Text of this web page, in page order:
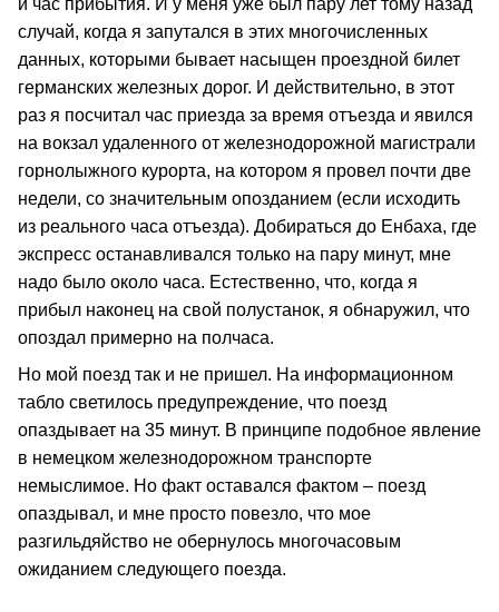
и час прибытия. И у меня уже был пару лет тому назад
случай, когда я запутался в этих многочисленных
данных, которыми бывает насыщен проездной билет
германских железных дорог. И действительно, в этот
раз я посчитал час приезда за время отъезда и явился
на вокзал удаленного от железнодорожной магистрали
горнолыжного курорта, на котором я провел почти две
недели, со значительным опозданием (если исходить
из реального часа отъезда). Добираться до Енбаха, где
экспресс останавливался только на пару минут, мне
надо было около часа. Естественно, что, когда я
прибыл наконец на свой полустанок, я обнаружил, что
опоздал примерно на полчаса.
Но мой поезд так и не пришел. На информационном
табло светилось предупреждение, что поезд
опаздывает на 35 минут. В принципе подобное явление
в немецком железнодорожном транспорте
немыслимое. Но факт оставался фактом – поезд
опаздывал, и мне просто повезло, что мое
разгильдяйство не обернулось многочасовым
ожиданием следующего поезда.